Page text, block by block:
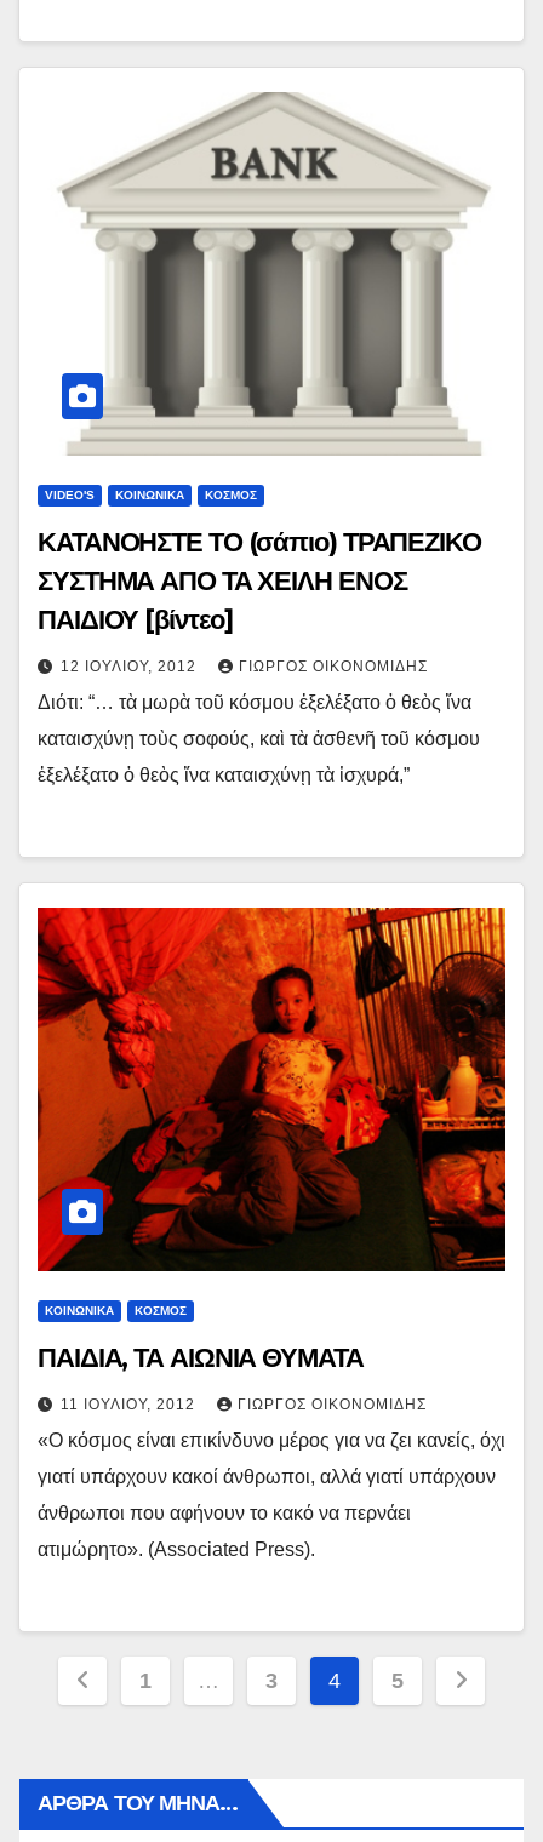
VIDEO'S ΚΟΙΝΩΝΙΚΑ ΚΟΣΜΟΣ
ΚΑΤΑΝΟΗΣΤΕ ΤΟ (σάπιο) ΤΡΑΠΕΖΙΚΟ
ΣΥΣΤΗΜΑ ΑΠΟ ΤΑ ΧΕΙΛΗ ΕΝΟΣ
ΠΑΙΔΙΟΥ [βίντεο]
12 ΙΟΥΛΊΟΥ, 2012 ΓΙΏΡΓΟΣ ΟΙΚΟΝΟΜΊΔΗΣ
Διότι: “… τὰ μωρὰ τοῦ κόσμου ἐξελέξατο ὁ θεὸς ἵνα
καταισχύνῃ τοὺς σοφούς, καὶ τὰ ἀσθενῆ τοῦ κόσμου
ἐξελέξατο ὁ θεὸς ἵνα καταισχύνῃ τὰ ἰσχυρά,”
ΚΟΙΝΩΝΙΚΑ ΚΟΣΜΟΣ
ΠΑΙΔΙΑ, ΤΑ ΑΙΩΝΙΑ ΘΥΜΑΤΑ
11 ΙΟΥΛΊΟΥ, 2012 ΓΙΏΡΓΟΣ ΟΙΚΟΝΟΜΊΔΗΣ
«Ο κόσμος είναι επικίνδυνο μέρος για να ζει κανείς, όχι
γιατί υπάρχουν κακοί άνθρωποι, αλλά γιατί υπάρχουν
άνθρωποι που αφήνουν το κακό να περνάει
ατιμώρητο». (Associated Press).
Πλοήγηση
1 … 3 4 5
ΑΡΘΡΑ ΤΟΥ ΜΉΝΑ…